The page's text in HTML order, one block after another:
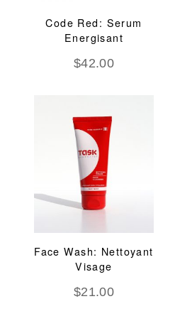
Code Red: Serum
Energisant
$42.00
Face Wash: Nettoyant
Visage
$21.00